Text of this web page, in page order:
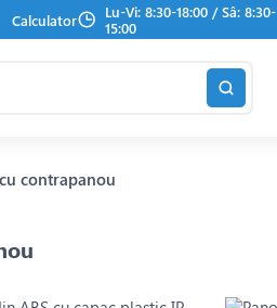
Calculator
Lu-Vi: 8:30-18:00 / Sâ: 8:30-
15:00
contrapanou